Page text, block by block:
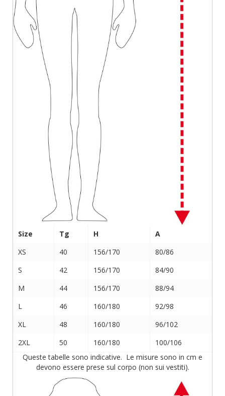
Size Tg H
A
XS
40 156/170
80/86
S
42 156/170
84/90
M
44 156/170
88/94
L
46 160/180
92/98
XL
48 160/180
96/102
2XL
50 160/180
100/106
Queste tabelle sono indicative. Le misure sono in cm e
devono essere prese sul corpo (non sui vestiti).